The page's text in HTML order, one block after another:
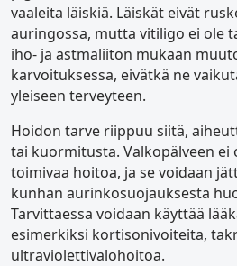
vaaleita läiskiä. Läiskät eivät
auringossa, mutta vitiligo ei ole
iho- ja astmaliiton mukaan
karvoituksessa, eivätkä ne
yleiseen terveyteen.
Hoidon tarve riippuu siitä,
tai kuormitusta. Valkopälveen ei
toimivaa hoitoa, ja se voidaan
kunhan aurinkosuojauksesta
Tarvittaessa voidaan käyttää
esimerkiksi kortisonivoiteita,
ultraviolettivalohoitoa.